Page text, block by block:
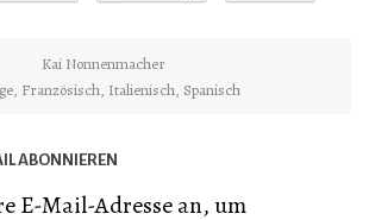
Kai Nonnenmacher
, Französisch, Italienisch, Spanisch
ABONNIEREN
E-Mail-Adresse an, um